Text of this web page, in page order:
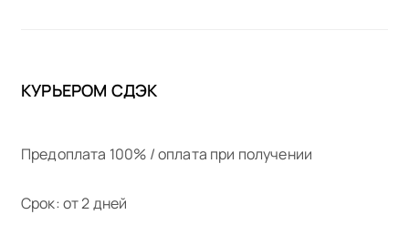
КУРЬЕРОМ СДЭК
Предоплата 100% / оплата при получении
Срок: от 2 дней